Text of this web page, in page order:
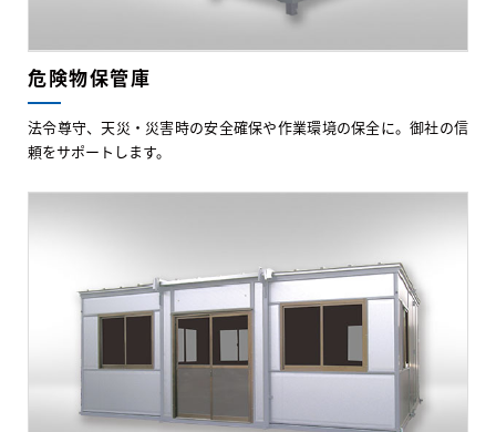
危険物保管庫
法令尊守、天災・災害時の安全確保や作業環境の保全に。御社の信
頼をサポートします。